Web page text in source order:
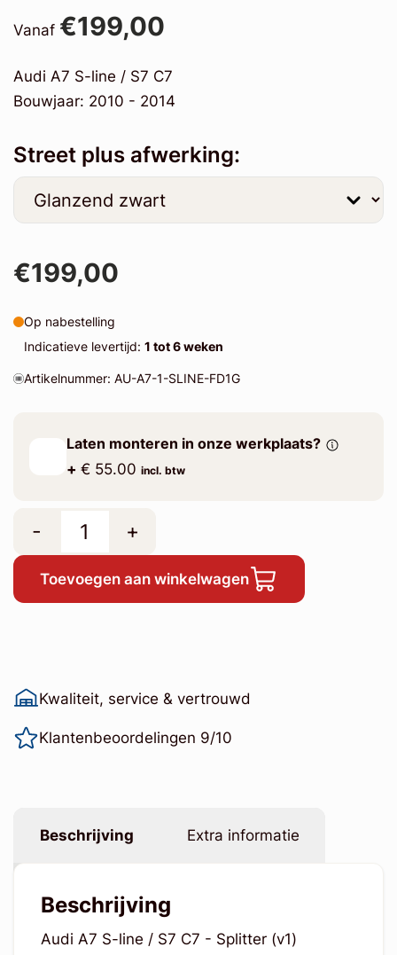
Vanaf €199,00
Audi A7 S-line / S7 C7
Bouwjaar: 2010 - 2014
Street plus afwerking:
€199,00
Op nabestelling
Indicatieve levertijd: 1 tot 6 weken
Artikelnummer: AU-A7-1-SLINE-FD1G
Laten monteren in onze werkplaats?
+ € 55.00 incl. btw
- +
Toevoegen aan winkelwagen
Kwaliteit, service & vertrouwd
Klantenbeoordelingen 9/10
Beschrijving Extra informatie
Beschrijving
Audi A7 S-line / S7 C7 - Splitter (v1)